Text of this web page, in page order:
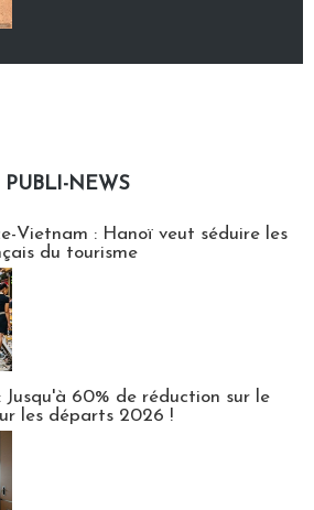
PUBLI-NEWS
Vietnam : Hanoï veut séduire les
du tourisme
Jusqu'à 60% de réduction sur le
les départs 2026 !